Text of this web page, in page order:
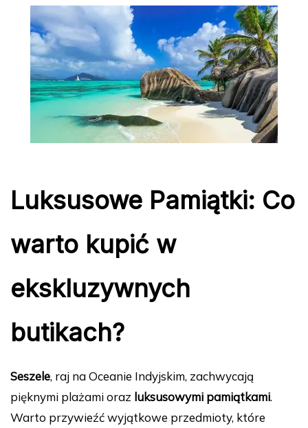
Luksusowe Pamiątki: Co
warto kupić w
ekskluzywnych
butikach?
Seszele, raj na Oceanie Indyjskim, zachwycają
pięknymi plażami oraz luksusowymi pamiątkami.
Warto przywieźć wyjątkowe przedmioty, które